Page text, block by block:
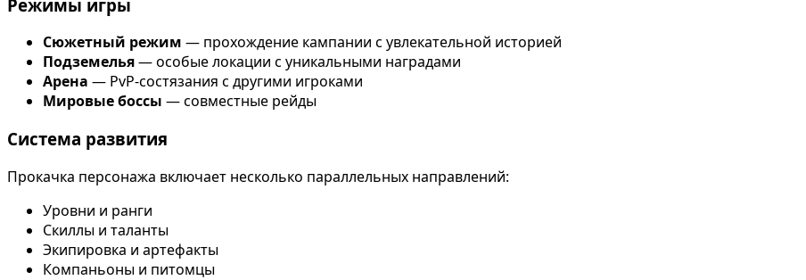
Режимы игры
Сюжетный режим — прохождение кампании с увлекательной историей
Подземелья— особые локации с уникальными наградами
Арена — PvP-состязания с другими игроками
Мировые боссы — совместные рейды
Система развития
Прокачка персонажа включает несколько параллельных направлений:
Уровни и ранги
Скиллы и таланты
Экипировка и артефакты
Компаньоны и питомцы